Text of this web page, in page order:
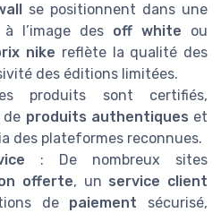
se positionnent dans une
l’image des off white ou
nike reflète la qualité des
des éditions limitées.
produits sont certifiés,
de produits authentiques et
des plateformes reconnues.
: De nombreux sites
offerte, un service client
de paiement sécurisé,